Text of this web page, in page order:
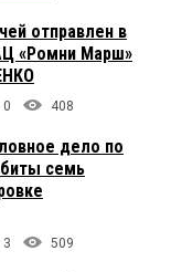
отправлен в
«Ромни Марш»
0 408
дело по
семь
3 509